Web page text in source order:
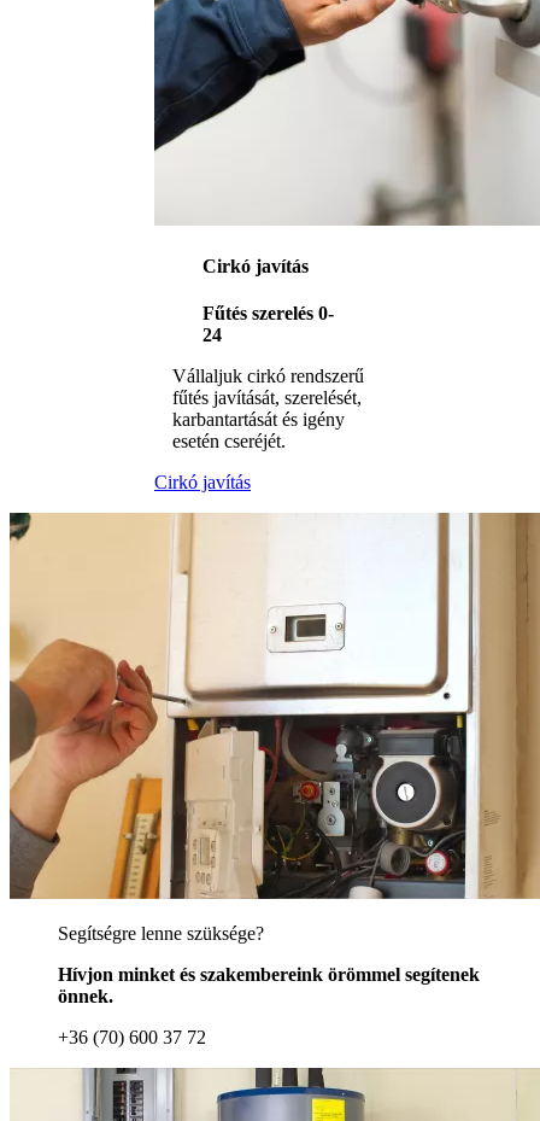
Cirkó javítás
Fűtés szerelés 0-
24
Vállaljuk cirkó rendszerű
fűtés javítását, szerelését,
karbantartását és igény
esetén cseréjét.
Cirkó javítás
Segítségre lenne szüksége?
Hívjon minket és szakembereink örömmel segítenek
önnek.
+36 (70) 600 37 72